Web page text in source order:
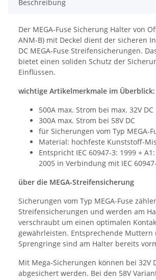
Beschreibung
Der MEGA-Fuse Sicherung Halter von
ANM-B) mit Deckel dient der sicheren
DC MEGA-Fuse Streifensicherungen.
bietet einen soliden Schutz der
Einflüssen.
wichtige Artikelmerkmale im Überblick:
500A max. Strom bei max. 32V DC
300A max. Strom bei 58V DC
für Sicherungen vom Typ MEGA-
Material: hochfeste Kunststoff-
Entspricht IEC 60947-3: 1999 +
2005 in Verbindung mit IEC
über die MEGA-Streifensicherung
Sicherungen vom Typ MEGA-Fuse
Streifensicherungen und werden am
verschraubt um einen optimalen
gewährleisten. Entsprechende Muttern
Sprengringe sind am Halter bereits
Mit Mega-Sicherungen können bei 32V
abgesichert werden. Bei den 58V